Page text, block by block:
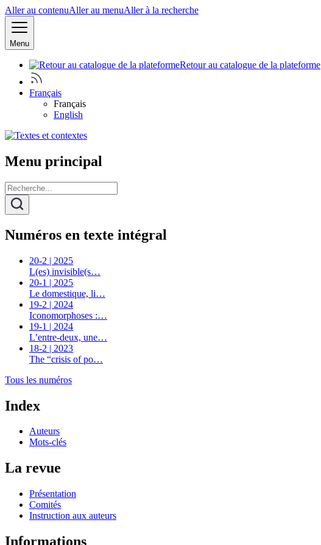
Aller au contenuAller au menuAller à la recherche
Menu
Retour au catalogue de la plateforme
Français
Français
English
Menu principal
Numéros en texte intégral
20-2 | 2025
L(es) invisible(s…
20-1 | 2025
Le domestique, li…
19-2 | 2024
Iconomorphoses :…
19-1 | 2024
L’entre-deux, une…
18-2 | 2023
The “crisis of po…
Tous les numéros
Index
Auteurs
Mots-clés
La revue
Présentation
Comités
Instruction aux auteurs
Informations